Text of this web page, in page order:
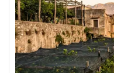
verwandelt, und eine
Atmosphäre schafft.
suchen oder ein
möchten, diese
Möglichkeit, eine der
Italiens zu erkunden